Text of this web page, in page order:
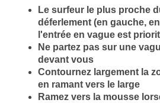
Le surfeur le plus proche
déferlement (en gauche,
l'entrée en vague est
Ne partez pas sur une
devant vous
Contournez largement la
en ramant vers le large
Ramez vers la mousse